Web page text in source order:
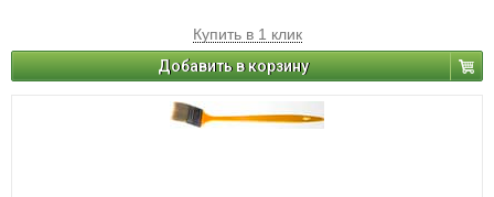
Купить в 1 клик
Добавить в корзину